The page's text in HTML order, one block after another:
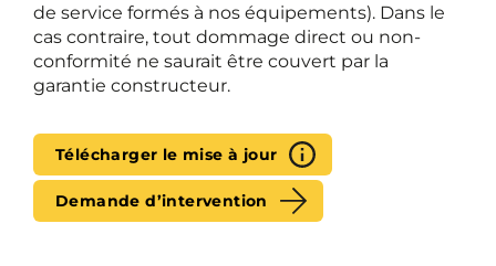
de service formés à nos équipements). Dans le
cas contraire, tout dommage direct ou non-
conformité ne saurait être couvert par la
garantie constructeur.
Télécharger le mise à jour
Demande d’intervention